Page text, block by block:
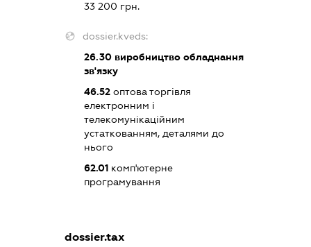
33 200 грн.
dossier.kveds:
26.30 виробництво обладнання
зв'язку
46.52 оптова торгівля
електронним і
телекомунікаційним
устаткованням, деталями до
нього
62.01 комп'ютерне
програмування
dossier.tax